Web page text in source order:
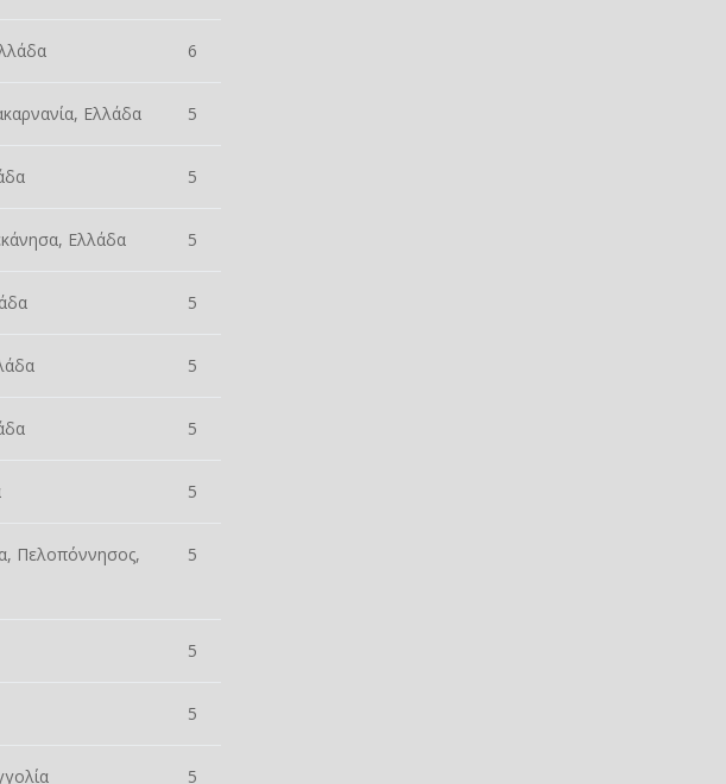
6
Ελλάδα 5
5
Ελλάδα 5
5
5
5
5
Πελοπόννησος,
5
5
5
5